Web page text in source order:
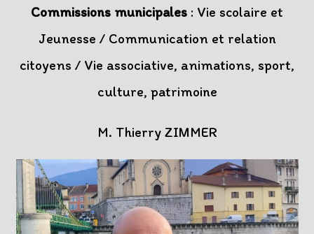
Commissions municipales : Vie scolaire et
Jeunesse / Communication et relation
citoyens / Vie associative, animations, sport,
culture, patrimoine
M. Thierry ZIMMER